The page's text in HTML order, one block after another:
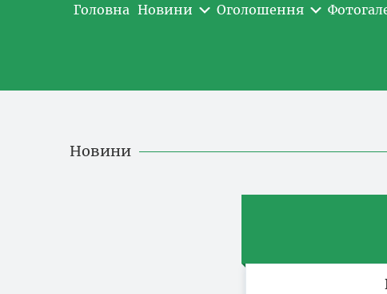
Головна Новини Оголошення
Новини